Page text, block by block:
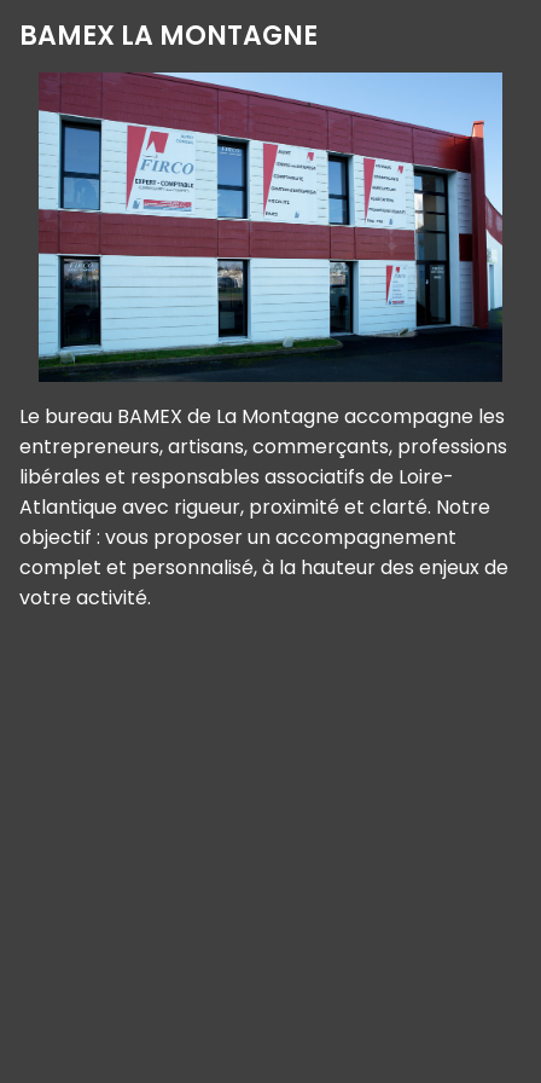
BAMEX LA MONTAGNE
Le bureau BAMEX de La Montagne accompagne les
entrepreneurs, artisans, commerçants, professions
libérales et responsables associatifs de Loire-
Atlantique avec rigueur, proximité et clarté. Notre
objectif : vous proposer un accompagnement
complet et personnalisé, à la hauteur des enjeux de
votre activité.